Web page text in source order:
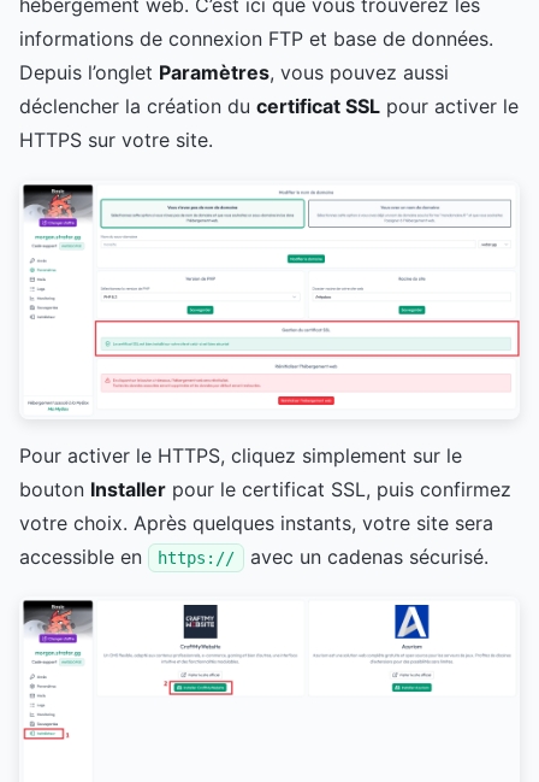
hébergement web. C’est ici que vous trouverez les
informations de connexion FTP et base de données.
Depuis l’onglet Paramètres, vous pouvez aussi
déclencher la création du certificat SSL pour activer le
HTTPS sur votre site.
Pour activer le HTTPS, cliquez simplement sur le
bouton Installer pour le certificat SSL, puis confirmez
votre choix. Après quelques instants, votre site sera
accessible en
https:// avec un cadenas sécurisé.